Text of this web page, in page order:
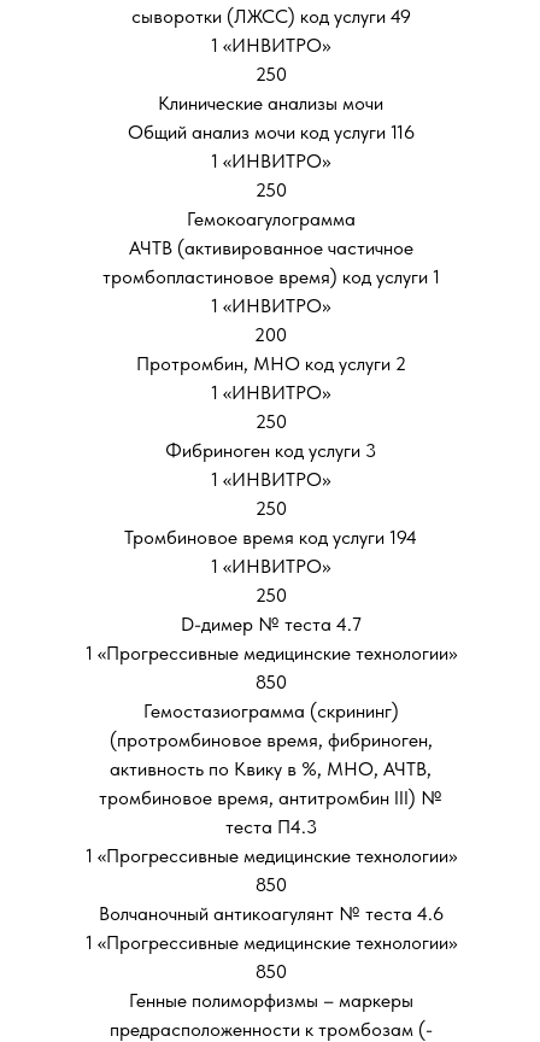
сыворотки (ЛЖСС) код услуги 49
1 «ИНВИТРО»
250
Клинические анализы мочи
Общий анализ мочи код услуги 116
1 «ИНВИТРО»
250
Гемокоагулограмма
АЧТВ (активированное частичное
тромбопластиновое время) код услуги 1
1 «ИНВИТРО»
200
Протромбин, МНО код услуги 2
1 «ИНВИТРО»
250
Фибриноген код услуги 3
1 «ИНВИТРО»
250
Тромбиновое время код услуги 194
1 «ИНВИТРО»
250
D-димер № теста 4.7
1 «Прогрессивные медицинские технологии»
850
Гемостазиограмма (скрининг)
(протромбиновое время, фибриноген,
активность по Квику в %, МНО, АЧТВ,
тромбиновое время, антитромбин III) №
теста П4.3
1 «Прогрессивные медицинские технологии»
850
Волчаночный антикоагулянт № теста 4.6
1 «Прогрессивные медицинские технологии»
850
Генные полиморфизмы – маркеры
предрасположенности к тромбозам (-